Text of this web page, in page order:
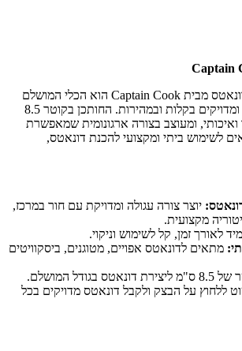
חותכן דונאטס מבית Captain Cook הוא הכלי המושלם
להכנת דונאטס עגולים ומדויקים בקלות ובמהירות. החותכן בקוטר 8.5
ומעוצב בצורה ארגונומית שמאפשרת
לשימוש ביתי ומקצועי להכנת דונאטס,
יוצר צורה עגולה ומדויקת עם חור במרכז,
מקצועית.
לאורך זמן, קל לשימוש וניקוי.
מתאים לדונאטס אפויים, מטוגנים, ביסקוויטים
דונאטס בגודל המושלם.
ללחוץ על הבצק ולקבל דונאטס מדויקים בכל